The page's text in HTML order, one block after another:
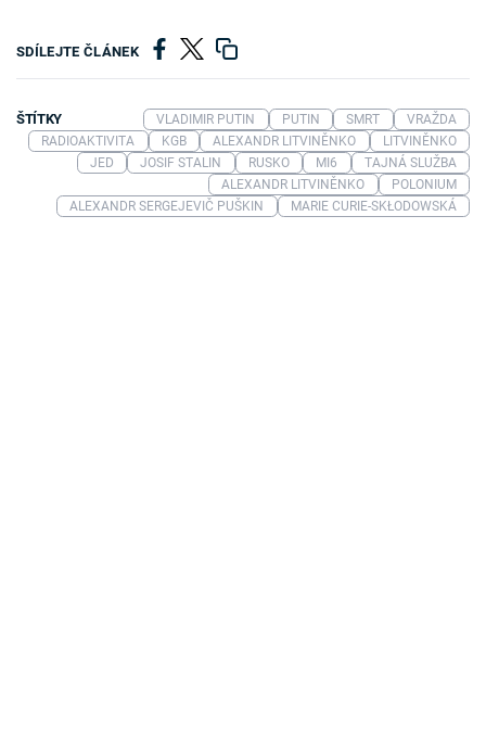
SDÍLEJTE ČLÁNEK
ŠTÍTKY VLADIMIR PUTIN PUTIN SMRT
VRAŽDA
RADIOAKTIVITA
KGB ALEXANDR LITVINĚNKO
LITVINĚNKO
JED
JOSIF STALIN RUSKO MI6
TAJNÁ SLUŽBA
ALEXANDR LITVINĚNKO
POLONIUM
ALEXANDR SERGEJEVIČ PUŠKIN
MARIE CURIE-SKŁODOWSKÁ